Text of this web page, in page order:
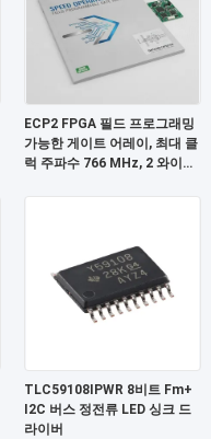
ECP2 FPGA 필드 프로그래밍
가능한 게이트 어레이, 최대 클
럭 주파수 766 MHz, 2 와이어
TLC59108IPWR 8비트 Fm+
I2C 버스 정전류 LED 싱크 드
라이버